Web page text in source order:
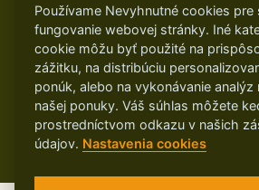
Áno, súhlasím so zasielaním e-mailov s
akciami a novinkami na môj e-mail a
SPRACOVANÍM OSOBNÝCH ÚDAJOV PRE
OBCHODNÝCH E-MAILOVÝCH OZNÁMENÍ
Používame Nevyhnutné cookies pre
fungovanie webovej stránky. Iné
cookie môžu byť použité na
zážitku, na distribúciu
ponúk, alebo na vykonávanie analýz
našej ponuky. Váš súhlas môžete
prostredníctvom odkazu v našich
údajov. Nastavenia cookies